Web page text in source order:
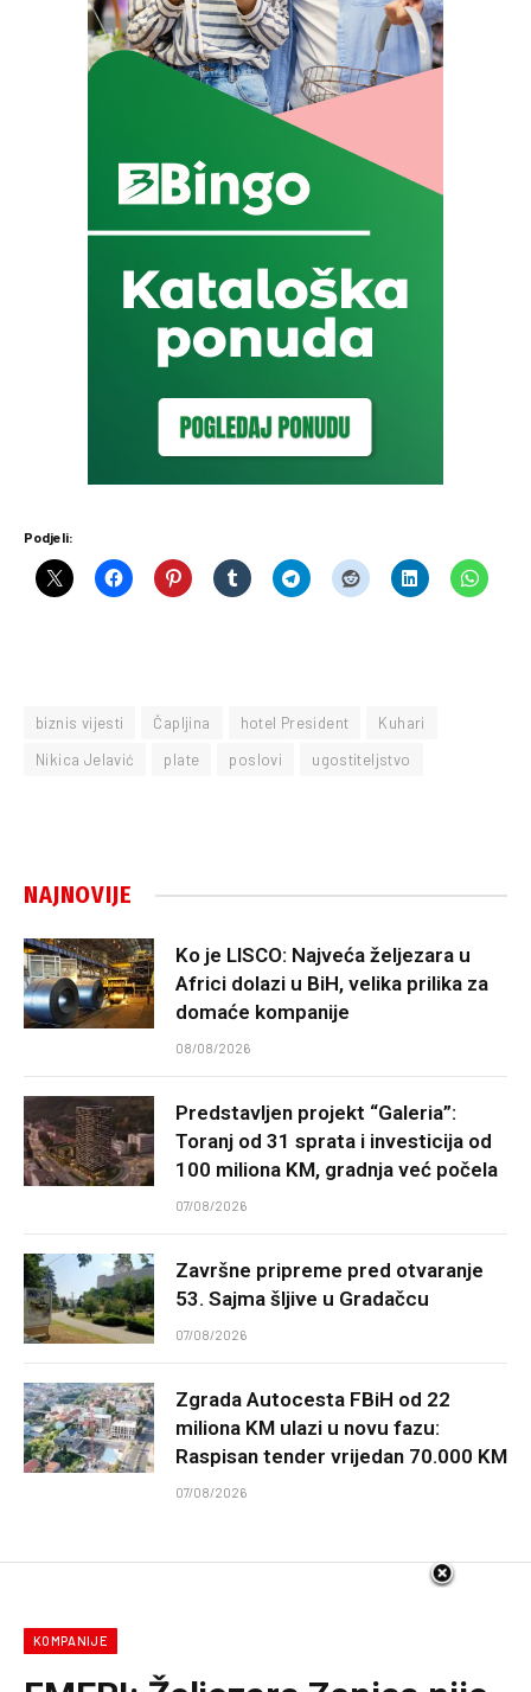
Podjeli:
biznis vijesti Čapljina hotel President
Kuhari
Nikica Jelavić
plate poslovi ugostiteljstvo
NAJNOVIJE
Ko je LISCO: Najveća željezara u
Africi dolazi u BiH, velika prilika za
domaće kompanije
08/08/2026
Predstavljen projekt “Galeria”:
Toranj od 31 sprata i investicija od
100 miliona KM, gradnja već počela
07/08/2026
Završne pripreme pred otvaranje
53. Sajma šljive u Gradačcu
07/08/2026
Zgrada Autocesta FBiH od 22
miliona KM ulazi u novu fazu:
Raspisan tender vrijedan 70.000 KM
07/08/2026
KOMPANIJE